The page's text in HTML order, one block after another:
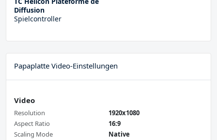
Diffusion
Spielcontroller
Papaplatte Video-Einstellungen
Video
Resolution
1920x1080
Aspect Ratio
16:9
Scaling Mode
Native